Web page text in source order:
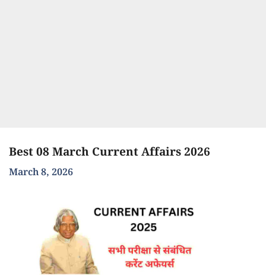
Best 08 March Current Affairs 2026
March 8, 2026